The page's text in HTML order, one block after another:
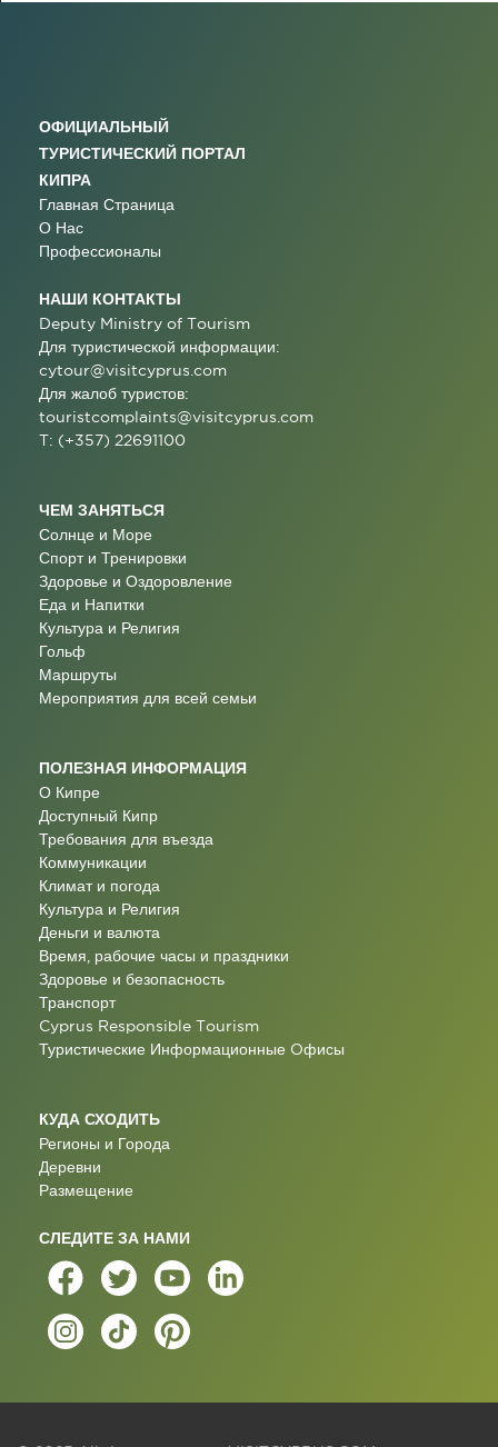
ОФИЦИАЛЬНЫЙ
ТУРИСТИЧЕСКИЙ ПОРТАЛ
КИПРА
Главная Страница
О Нас
Профессионалы
НАШИ КОНТАКТЫ
Deputy Ministry of Tourism
Для туристической информации:
cytour@visitcyprus.com
Для жалоб туристов:
touristcomplaints@visitcyprus.com
T: (+357) 22691100
ЧЕМ ЗАНЯТЬСЯ
Солнце и Море
Спорт и Тренировки
Здоровье и Оздоровление
Еда и Напитки
Культура и Религия
Гольф
Маршруты
Мероприятия для всей семьи
ПОЛЕЗНАЯ ИНФОРМАЦИЯ
О Кипре
Доступный Кипр
Требования для въезда
Коммуникации
Климат и погода
Культура и Религия
Деньги и валюта
Время, рабочие часы и праздники
Здоровье и безопасность
Транспорт
Cyprus Responsible Tourism
Туристические Информационные Oфисы
КУДА СХОДИТЬ
Регионы и Города
Деревни
Размещение
СЛЕДИТЕ ЗА НАМИ